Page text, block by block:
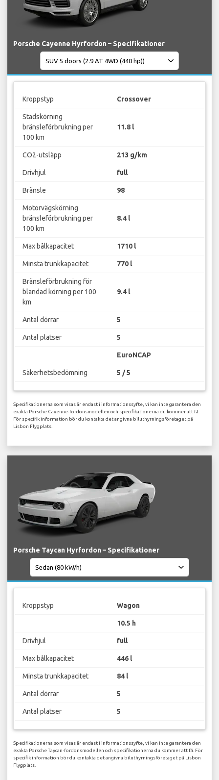
Porsche Cayenne Hyrfordon – Specifikationer
Kroppstyp Crossover
Stadskörning
bränsleförbrukning per
100 km
11.8 l
CO2-utsläpp 213 g/km
Drivhjul full
Bränsle 98
Motorvägskörning
bränsleförbrukning per
100 km
8.4 l
Max bålkapacitet 1710 l
Minsta trunkkapacitet 770 l
Bränsleförbrukning för
blandad körning per 100
km
9.4 l
Antal dörrar 5
Antal platser 5
EuroNCAP
Säkerhetsbedömning 5 / 5
Specifikationerna som visas är endast i informationssyfte, vi kan inte garantera den
exakta Porsche Cayenne-fordonsmodellen och specifikationerna du kommer att få.
För specifik information bör du kontakta det angivna biluthyrningsföretaget på
Lisbon Flygplats.
Porsche Taycan Hyrfordon – Specifikationer
Kroppstyp Wagon
10.5 h
Drivhjul full
Max bålkapacitet 446 l
Minsta trunkkapacitet 84 l
Antal dörrar 5
Antal platser 5
Specifikationerna som visas är endast i informationssyfte, vi kan inte garantera den
exakta Porsche Taycan-fordonsmodellen och specifikationerna du kommer att få. För
specifik information bör du kontakta det angivna biluthyrningsföretaget på Lisbon
Flygplats.